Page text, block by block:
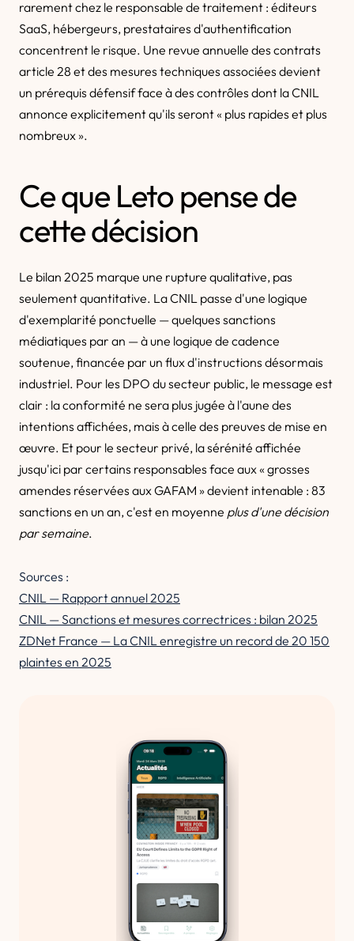
rarement chez le responsable de traitement : éditeurs
SaaS, hébergeurs, prestataires d'authentification
concentrent le risque. Une revue annuelle des contrats
article 28 et des mesures techniques associées devient
un prérequis défensif face à des contrôles dont la CNIL
annonce explicitement qu'ils seront « plus rapides et plus
nombreux ».
Ce que Leto pense de
cette décision
Le bilan 2025 marque une rupture qualitative, pas
seulement quantitative. La CNIL passe d'une logique
d'exemplarité ponctuelle — quelques sanctions
médiatiques par an — à une logique de cadence
soutenue, financée par un flux d'instructions désormais
industriel. Pour les DPO du secteur public, le message est
clair : la conformité ne sera plus jugée à l'aune des
intentions affichées, mais à celle des preuves de mise en
œuvre. Et pour le secteur privé, la sérénité affichée
jusqu'ici par certains responsables face aux « grosses
amendes réservées aux GAFAM » devient intenable : 83
sanctions en un an, c'est en moyenne plus d'une décision
par semaine.
Sources :
CNIL — Rapport annuel 2025
CNIL — Sanctions et mesures correctrices : bilan 2025
ZDNet France — La CNIL enregistre un record de 20 150
plaintes en 2025